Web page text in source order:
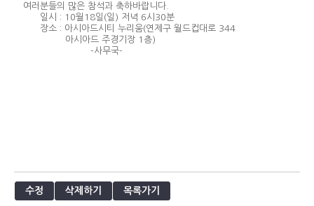
여러분들의 많은 참석과 축하바랍니다.
일시 : 10월18일(일) 저녁 6시30분
장소 : 아시아드시티 누리움(연제구 월드컵대로 344
아시아드 주경기장 1층)
-사무국-
수정 삭제하기 목록가기